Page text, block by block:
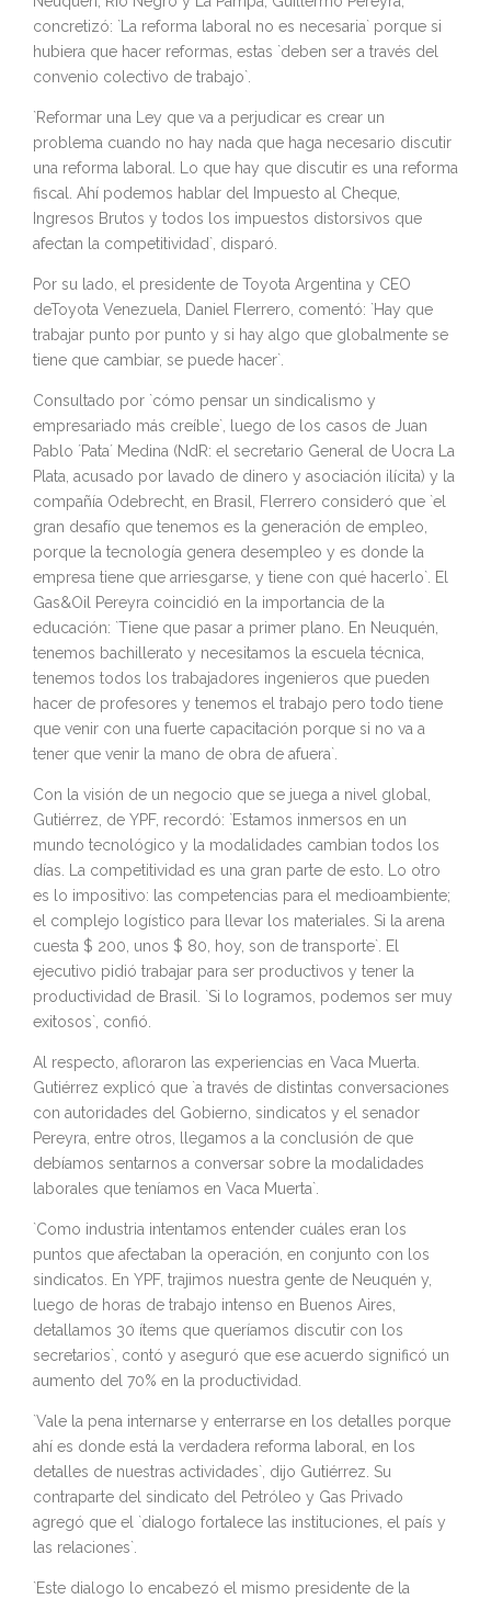
concretizó: `La reforma laboral no es necesaria` porque si
hubiera que hacer reformas, estas `deben ser a través del
convenio colectivo de trabajo`.
`Reformar una Ley que va a perjudicar es crear un
problema cuando no hay nada que haga necesario discutir
una reforma laboral. Lo que hay que discutir es una reforma
fiscal. Ahí podemos hablar del Impuesto al Cheque,
Ingresos Brutos y todos los impuestos distorsivos que
afectan la competitividad`, disparó.
Por su lado, el presidente de Toyota Argentina y CEO
deToyota Venezuela, Daniel Flerrero, comentó: `Hay que
trabajar punto por punto y si hay algo que globalmente se
tiene que cambiar, se puede hacer`.
Consultado por `cómo pensar un sindicalismo y
empresariado más creíble`, luego de los casos de Juan
Pablo ´Pata´ Medina (NdR: el secretario General de Uocra La
Plata, acusado por lavado de dinero y asociación ilícita) y la
compañía Odebrecht, en Brasil, Flerrero consideró que `el
gran desafío que tenemos es la generación de empleo,
porque la tecnología genera desempleo y es donde la
empresa tiene que arriesgarse, y tiene con qué hacerlo`. El
Gas&Oil Pereyra coincidió en la importancia de la
educación: `Tiene que pasar a primer plano. En Neuquén,
tenemos bachillerato y necesitamos la escuela técnica,
tenemos todos los trabajadores ingenieros que pueden
hacer de profesores y tenemos el trabajo pero todo tiene
que venir con una fuerte capacitación porque si no va a
tener que venir la mano de obra de afuera`.
Con la visión de un negocio que se juega a nivel global,
Gutiérrez, de YPF, recordó: `Estamos inmersos en un
mundo tecnológico y la modalidades cambian todos los
días. La competitividad es una gran parte de esto. Lo otro
es lo impositivo: las competencias para el medioambiente;
el complejo logístico para llevar los materiales. Si la arena
cuesta $ 200, unos $ 80, hoy, son de transporte`. El
ejecutivo pidió trabajar para ser productivos y tener la
productividad de Brasil. `Si lo logramos, podemos ser muy
exitosos`, confió.
Al respecto, afloraron las experiencias en Vaca Muerta.
Gutiérrez explicó que `a través de distintas conversaciones
con autoridades del Gobierno, sindicatos y el senador
Pereyra, entre otros, llegamos a la conclusión de que
debíamos sentarnos a conversar sobre la modalidades
laborales que teníamos en Vaca Muerta`.
`Como industria intentamos entender cuáles eran los
puntos que afectaban la operación, en conjunto con los
sindicatos. En YPF, trajimos nuestra gente de Neuquén y,
luego de horas de trabajo intenso en Buenos Aires,
detallamos 30 ítems que queríamos discutir con los
secretarios`, contó y aseguró que ese acuerdo significó un
aumento del 70% en la productividad.
`Vale la pena internarse y enterrarse en los detalles porque
ahí es donde está la verdadera reforma laboral, en los
detalles de nuestras actividades`, dijo Gutiérrez. Su
contraparte del sindicato del Petróleo y Gas Privado
agregó que el `dialogo fortalece las instituciones, el país y
las relaciones`.
`Este dialogo lo encabezó el mismo presidente de la